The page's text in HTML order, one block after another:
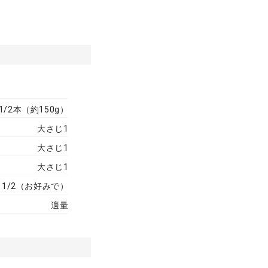
2本（約150g）
大さじ1
大さじ1
大さじ1
2（お好みで）
適量